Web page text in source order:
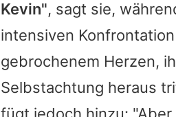
Kevin", sagt sie,
intensiven
gebrochenem Herzen,
Selbstachtung heraus
fügt jedoch hinzu: